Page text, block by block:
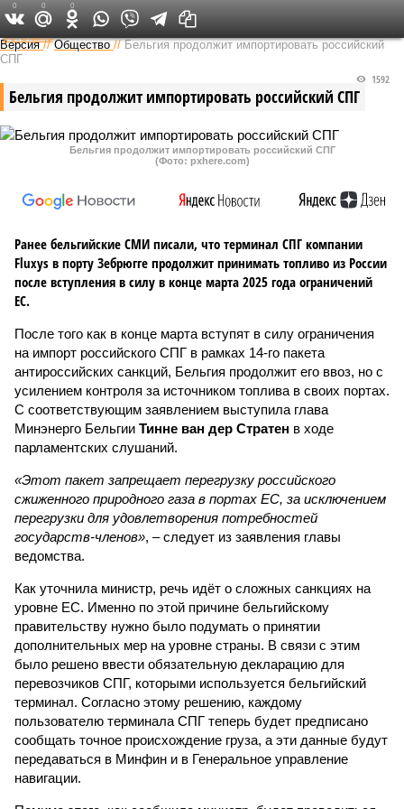
Федеральный выпуск
Версия //Общество //Бельгия продолжит импортировать российский
СПГ
Бельгия продолжит импортировать российский СПГ
1592
Бельгия продолжит импортировать российский СПГ
(Фото: pxhere.com)
Ранее бельгийские СМИ писали, что терминал СПГ компании
Fluxys в порту Зебрюгге продолжит принимать топливо из России
после вступления в силу в конце марта 2025 года ограничений
ЕС.
После того как в конце марта вступят в силу ограничения
на импорт российского СПГ в рамках 14-го пакета
антироссийских санкций, Бельгия продолжит его ввоз, но с
усилением контроля за источником топлива в своих портах.
С соответствующим заявлением выступила глава
Минэнерго Бельгии Тинне ван дер Стратен в ходе
парламентских слушаний.
«Этот пакет запрещает перегрузку российского
сжиженного природного газа в портах ЕС, за исключением
перегрузки для удовлетворения потребностей
государств-членов», – следует из заявления главы
ведомства.
Как уточнила министр, речь идёт о сложных санкциях на
уровне ЕС. Именно по этой причине бельгийскому
правительству нужно было подумать о принятии
дополнительных мер на уровне страны. В связи с этим
было решено ввести обязательную декларацию для
перевозчиков СПГ, которыми используется бельгийский
терминал. Согласно этому решению, каждому
пользователю терминала СПГ теперь будет предписано
сообщать точное происхождение груза, а эти данные будут
передаваться в Минфин и в Генеральное управление
навигации.
0 0 0